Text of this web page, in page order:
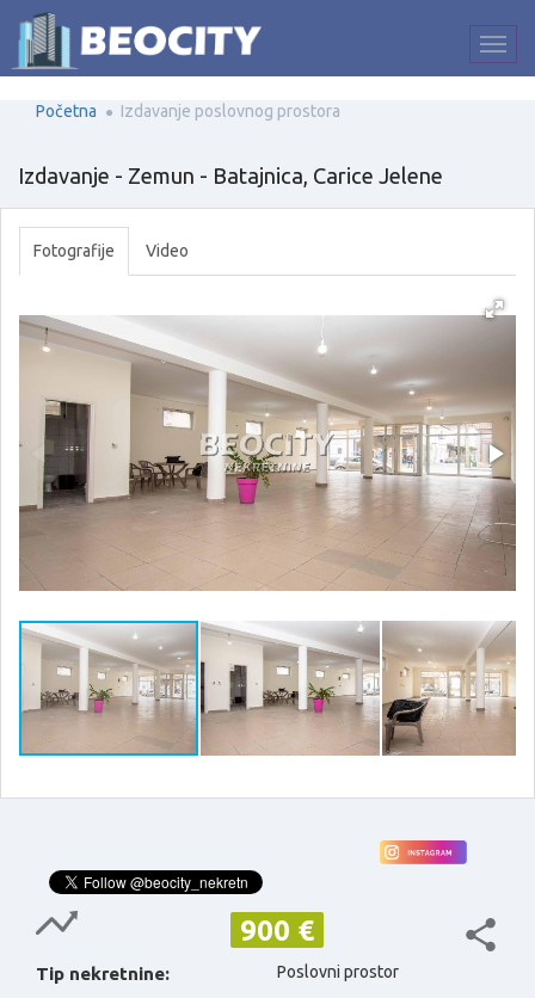
Početna Izdavanje poslovnog prostora
Izdavanje - Zemun - Batajnica, Carice Jelene
Fotografije Video
900 €
Tip nekretnine: Poslovni prostor